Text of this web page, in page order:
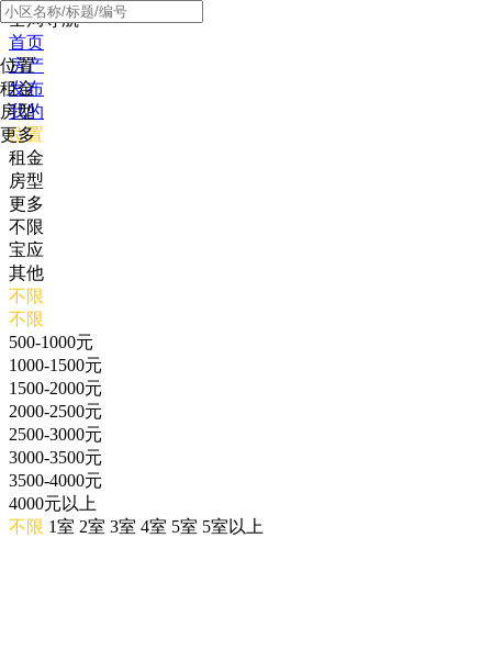
全局导航
首页
房产
发布
我的
位置
租金
房型
更多
位置
租金
房型
更多
不限
宝应
其他
不限
不限
500-1000元
1000-1500元
1500-2000元
2000-2500元
2500-3000元
3000-3500元
3500-4000元
4000元以上
不限 1室 2室 3室 4室 5室 5室以上